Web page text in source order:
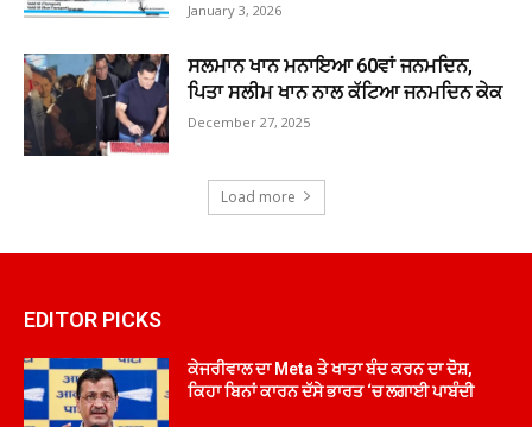
January 3, 2026
ਸਲਮਾਨ ਖਾਨ ਮਨਾਇਆ 60ਵਾਂ ਜਨਮਦਿਨ,
ਪਿਤਾ ਸਲੀਮ ਖਾਨ ਨਾਲ ਕੱਟਿਆ ਜਨਮਦਿਨ ਕੇਕ
December 27, 2025
Load more
EDITOR PICKS
ਕੇਜਰੀਵਾਲ ਦਾ Meta ਤੇ ਖਾਤਾ ਬੰਦ ਕਰਨ ਦਾ ਦੋਸ਼,
ਕਿਹਾ ਬਿਨਾਂ ਕਾਰਨ ਦੱਸੇ ਭਾਰਤ ‘ਚ ਲਗਾਈ ਪਾਬੰਦੀ